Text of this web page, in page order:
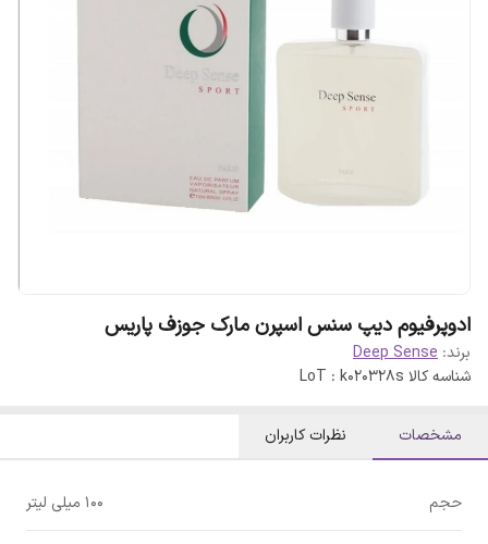
ادوپرفیوم دیپ سنس اسپرن مارک جوزف پاریس
برند: Deep Sense
شناسه کالا LoT : k020328s
مشخصات نظرات کاربران
حجم 100 میلی لیتر